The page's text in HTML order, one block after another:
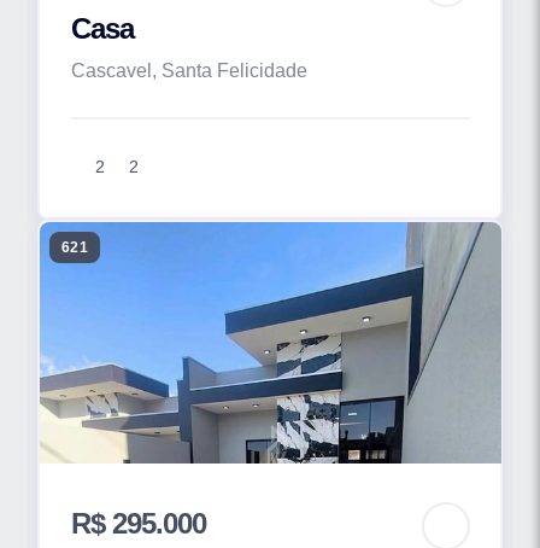
Casa
Cascavel, Santa Felicidade
2 2
621
R$ 295.000